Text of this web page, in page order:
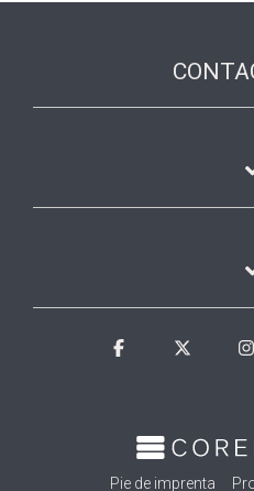
Pie de imprenta
Facebook